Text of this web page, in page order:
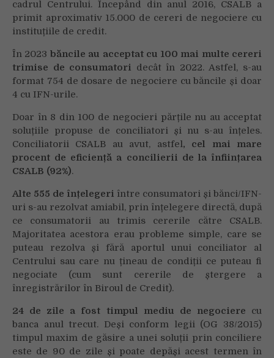
cu
au
dublat
în
cadrul Centrului. Începând din anul 2016, CSALB a
primit aproximativ 15.000 de cereri de negociere cu
instituțiile de credit.
În 2023 băncile au acceptat cu 100 mai multe cereri
trimise de consumatori decât în 2022. Astfel, s-au
format 754 de dosare de negociere cu băncile și doar
4 cu IFN-urile.
Doar în 8 din 100 de negocieri părțile nu au acceptat
soluțiile propuse de conciliatori și nu s-au înțeles.
Conciliatorii CSALB au avut, astfel, cel mai mare
procent de eficiență a concilierii de la înființarea
CSALB (92%).
Alte 555 de înțelegeri între consumatori și bănci/IFN-
uri s-au rezolvat amiabil, prin înțelegere directă, după
ce consumatorii au trimis cererile către CSALB.
Majoritatea acestora erau probleme simple, care se
puteau rezolva și fără aportul unui conciliator al
Centrului sau care nu țineau de condiții ce puteau fi
negociate (cum sunt cererile de ștergere a
înregistrărilor în Biroul de Credit).
24 de zile a fost timpul mediu de negociere cu
banca anul trecut. Deși conform legii (OG 38/2015)
timpul maxim de găsire a unei soluții prin conciliere
este de 90 de zile și poate depăși acest termen în